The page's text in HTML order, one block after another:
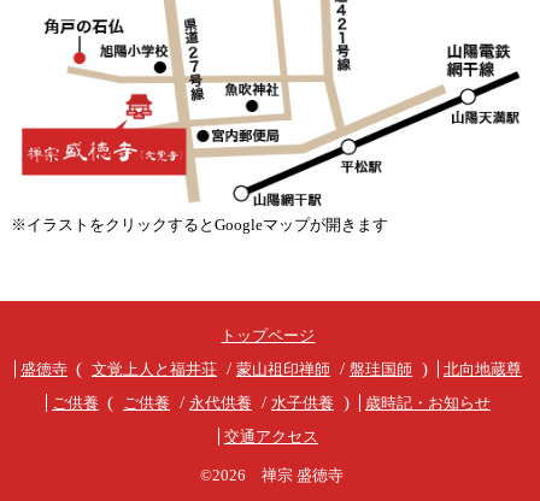
※イラストをクリックするとGoogleマップが開きます
トップページ
盛徳寺
文覚上人と福井荘 蒙山祖印禅師 盤珪国師
北向地蔵尊
ご供養
ご供養 永代供養 水子供養
歳時記・お知らせ
交通アクセス
©2026 禅宗 盛徳寺